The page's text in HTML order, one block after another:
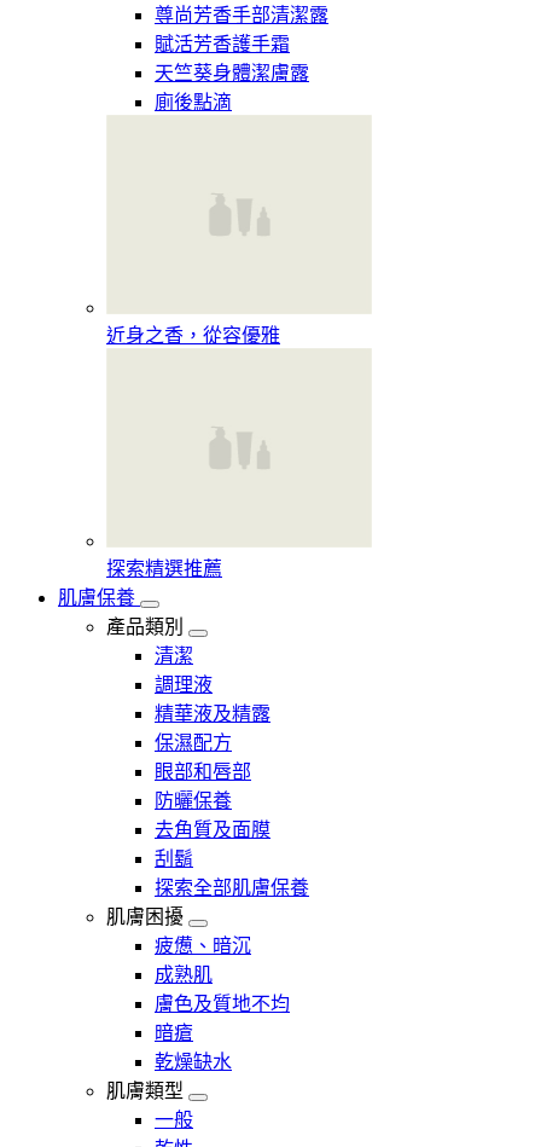
尊尚芳香手部清潔露
賦活芳香護手霜
天竺葵身體潔膚露
廁後點滴
近身之香，從容優雅
探索精選推薦
肌膚保養
產品類別
清潔
調理液
精華液及精露
保濕配方
眼部和唇部
防曬保養
去角質及面膜
刮鬍
探索全部肌膚保養
肌膚困擾
疲憊、暗沉
成熟肌
膚色及質地不均
暗瘡​
乾燥缺水
肌膚類型
一般